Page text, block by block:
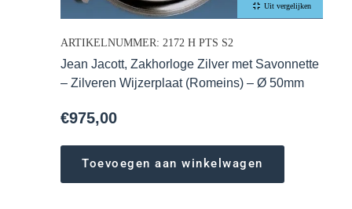
Uit vergelijken
ARTIKELNUMMER: 2172 H PTS S2
Jean Jacott, Zakhorloge Zilver met Savonnette
– Zilveren Wijzerplaat (Romeins) – Ø 50mm
€975,00
Toevoegen aan winkelwagen